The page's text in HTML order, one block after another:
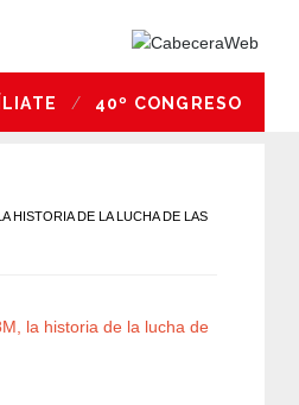
40º CONGRESO
HISTORIA DE LA LUCHA DE LAS